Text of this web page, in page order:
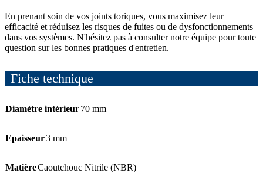
En prenant soin de vos joints toriques, vous maximisez leur
efficacité et réduisez les risques de fuites ou de dysfonctionnements
dans vos systèmes. N'hésitez pas à consulter notre équipe pour toute
question sur les bonnes pratiques d'entretien.
Fiche technique
Diamètre intérieur70 mm
Epaisseur3 mm
MatièreCaoutchouc Nitrile (NBR)